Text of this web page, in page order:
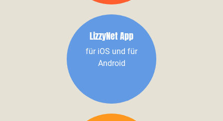
LizzyNet App
für iOS und für
Android